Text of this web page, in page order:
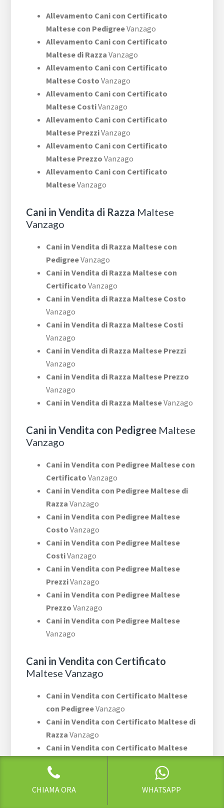
Allevamento Cani con Certificato
Maltese con PedigreeVanzago
Allevamento Cani con Certificato
Maltese di Razza Vanzago
Allevamento Cani con Certificato
Maltese Costo Vanzago
Allevamento Cani con Certificato
Maltese CostiVanzago
Allevamento Cani con Certificato
Maltese PrezziVanzago
Allevamento Cani con Certificato
Maltese Prezzo Vanzago
Allevamento Cani con Certificato
MalteseVanzago
Cani in Vendita di Razza Maltese
Vanzago
Cani in Vendita di Razza Maltese con
PedigreeVanzago
Cani in Vendita di Razza Maltese con
Certificato Vanzago
Cani in Vendita di Razza Maltese Costo
Vanzago
Cani in Vendita di Razza Maltese Costi
Vanzago
Cani in Vendita di Razza Maltese Prezzi
Vanzago
Cani in Vendita di Razza Maltese Prezzo
Vanzago
Cani in Vendita di Razza MalteseVanzago
Cani in Vendita con Pedigree Maltese
Vanzago
Cani in Vendita con Pedigree Maltese con
Certificato Vanzago
Cani in Vendita con Pedigree Maltese di
Razza Vanzago
Cani in Vendita con Pedigree Maltese
Costo Vanzago
Cani in Vendita con Pedigree Maltese
CostiVanzago
Cani in Vendita con Pedigree Maltese
PrezziVanzago
Cani in Vendita con Pedigree Maltese
Prezzo Vanzago
Cani in Vendita con Pedigree Maltese
Vanzago
Cani in Vendita con Certificato
Maltese Vanzago
Cani in Vendita con Certificato Maltese
con PedigreeVanzago
Cani in Vendita con Certificato Maltese di
Razza Vanzago
Cani in Vendita con Certificato Maltese
CostoVanzago
Cani in Vendita con Certificato Maltese
CostiVanzago
CHIAMA ORA WHATSAPP